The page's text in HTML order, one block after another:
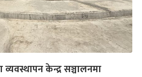
केन्द्र सञ्चालनमा